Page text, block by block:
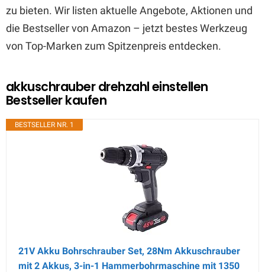
zu bieten. Wir listen aktuelle Angebote, Aktionen und
die Bestseller von Amazon – jetzt bestes Werkzeug
von Top-Marken zum Spitzenpreis entdecken.
akkuschrauber drehzahl einstellen
Bestseller kaufen
BESTSELLER NR. 1
21V Akku Bohrschrauber Set, 28Nm Akkuschrauber
mit 2 Akkus, 3-in-1 Hammerbohrmaschine mit 1350